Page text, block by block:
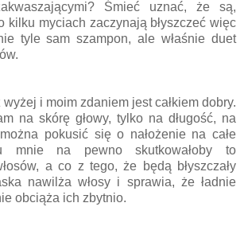
Śmieć uznać, że są,
kilku myciach zaczynają błyszczeć więc
tyle sam szampon, ale właśnie duet
wyżej i moim zdaniem jest całkiem dobry.
na skórę głowy, tylko na długość, na
pokusić się o nałożenie na całe
mnie na pewno skutkowałoby to
a co z tego, że będą błyszczały
nawilża włosy i sprawia, że ładnie
obciąża ich zbytnio.